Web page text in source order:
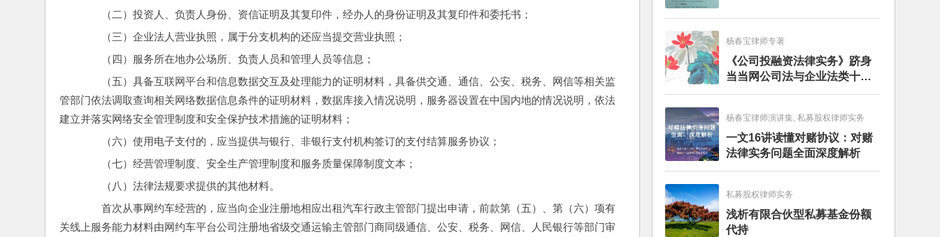
（二）投资人、负责人身份、资信证明及其复印件，经办人的身份证明及其复印件和委托书；
（三）企业法人营业执照，属于分支机构的还应当提交营业执照；
（四）服务所在地办公场所、负责人员和管理人员等信息；
（五）具备互联网平台和信息数据交互及处理能力的证明材料，具备供交通、通信、公安、税务、网信等相关监
管部门依法调取查询相关网络数据信息条件的证明材料，数据库接入情况说明，服务器设置在中国内地的情况说明，依法
建立并落实网络安全管理制度和安全保护技术措施的证明材料；
（六）使用电子支付的，应当提供与银行、非银行支付机构签订的支付结算服务协议；
（七）经营管理制度、安全生产管理制度和服务质量保障制度文本；
（八）法律法规要求提供的其他材料。
首次从事网约车经营的，应当向企业注册地相应出租汽车行政主管部门提出申请，前款第（五）、第（六）项有
关线上服务能力材料由网约车平台公司注册地省级交通运输主管部门商同级通信、公安、税务、网信、人民银行等部门审
杨春宝律师专著
《公司投融资法律实务》跻身
当当网公司法与企业法类十大
畅销图书榜
杨春宝律师演讲集, 私募股权律师实务
一文16讲读懂对赌协议：对赌
法律实务问题全面深度解析
私募股权律师实务
浅析有限合伙型私募基金份额
代持